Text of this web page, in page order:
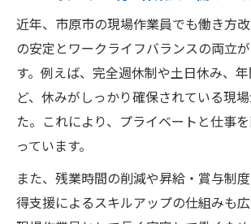
近年、市原市の現場作業員でも働き方
の安定とワークライフバランスの両立
す。例えば、完全週休制や土日休み、
ど、休みがしっかり確保されている現
た。これにより、プライベートと仕事
っています。
また、残業時間の削減や昇給・賞与制
得支援によるスキルアップの仕組みも広